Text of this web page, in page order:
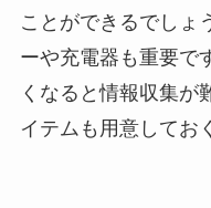
ことができるでしょ
ーや充電器も重要で
くなると情報収集が
イテムも用意してお